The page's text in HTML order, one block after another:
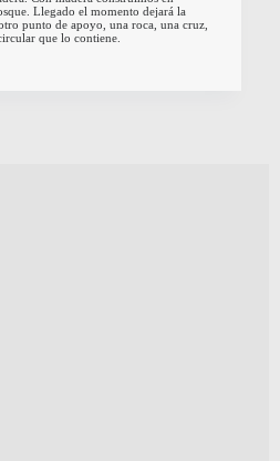
Llegado el momento dejará la
punto de apoyo, una roca, una cruz,
que lo contiene.